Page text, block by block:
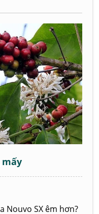
mấy
Nouvo SX êm hơn?